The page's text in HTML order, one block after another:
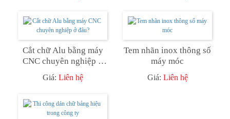
Cắt chữ Alu bằng máy
CNC chuyên nghiệp ở
đâu?
Giá: Liên hệ
Tem nhãn inox thông số
máy móc
Giá: Liên hệ